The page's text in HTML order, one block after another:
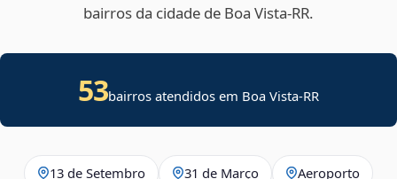
bairros da cidade de Boa Vista‑RR.
53bairros atendidos em Boa Vista-RR
13 de Setembro 31 de Março Aeroporto